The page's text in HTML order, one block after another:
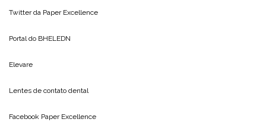
Twitter da Paper Excellence
Portal do BHELEDN
Elevare
Lentes de contato dental
Facebook Paper Excellence